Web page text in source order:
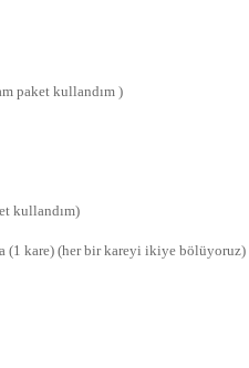
paket kullandım )
kullandım)
(1 kare) (her bir kareyi ikiye bölüyoruz)